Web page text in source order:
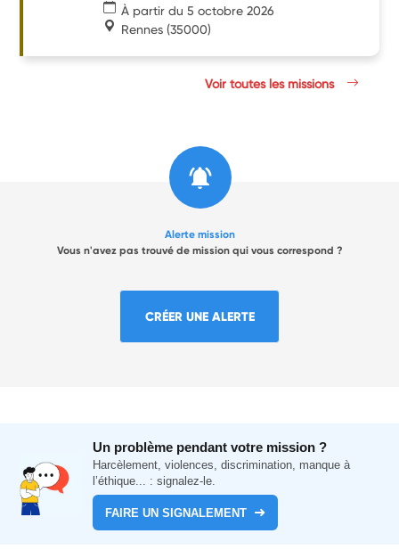
À partir du 5 octobre 2026
Rennes (35000)
Voir toutes les missions
Alerte mission
Vous n'avez pas trouvé de mission qui vous correspond ?
CRÉER UNE ALERTE
Un problème pendant votre mission ?
Harcèlement, violences, discrimination, manque à
l’éthique... : signalez-le.
FAIRE UN SIGNALEMENT